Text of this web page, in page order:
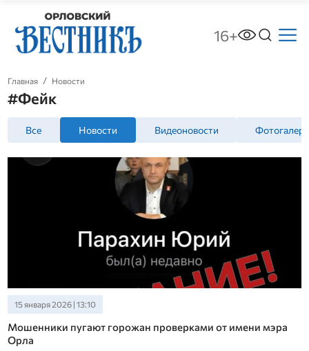
16+
Главная Новости
#Фейк
Все Новости Видеоновости
15 января 2026 | 13:10
Мошенники пугают горожан проверками от имени мэра
Орла